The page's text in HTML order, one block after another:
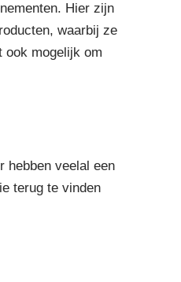
Hier zijn
waarbij ze
ook mogelijk om
hebben veelal een
terug te vinden